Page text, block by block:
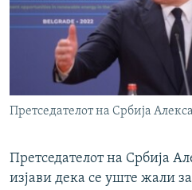
РСЕ веб страници
Претседателот на Србија
Претседателот на Србија
изјави дека се уште жали